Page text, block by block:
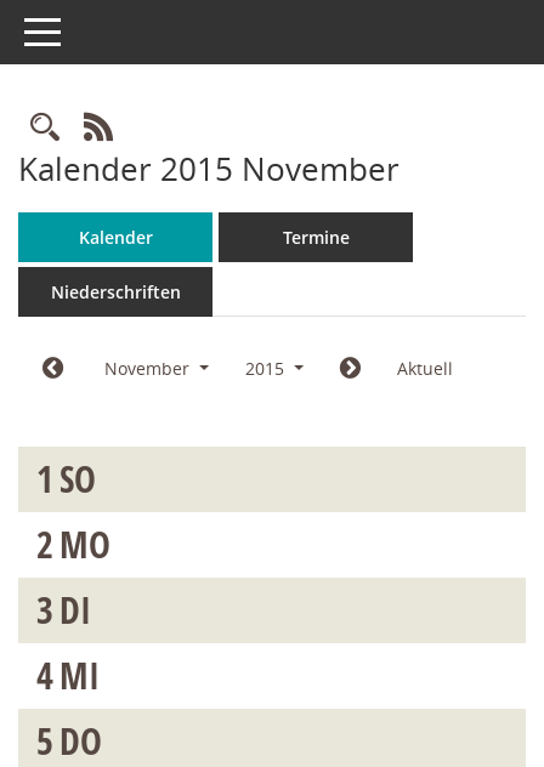
Toggle navigation
Rechercheauswahl
RSS-Feed
Kalender 2015 November
Kalender Termine
Niederschriften
November 2015 Aktuell
1 SO
2MO
3DI
4MI
5DO